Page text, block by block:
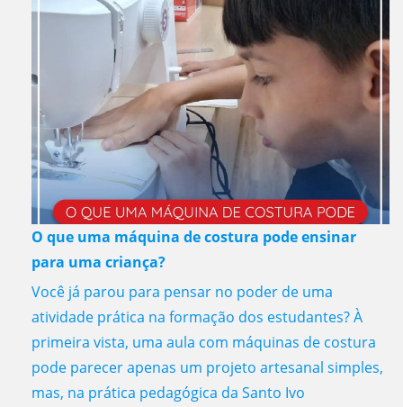
O que uma máquina de costura pode ensinar
para uma criança?
Você já parou para pensar no poder de uma
atividade prática na formação dos estudantes? À
primeira vista, uma aula com máquinas de costura
pode parecer apenas um projeto artesanal simples,
mas, na prática pedagógica da Santo Ivo